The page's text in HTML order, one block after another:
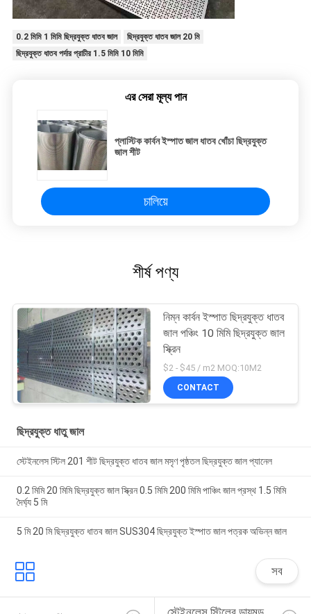
0.2 মিমি 1 মিমি ছিদ্রযুক্ত ধাতব জাল
ছিদ্রযুক্ত ধাতব জাল 20 মি
ছিদ্রযুক্ত ধাতব পর্দার প্রাচীর 1.5 মিমি 10 মিমি
এর সেরা মূল্য পান
প্লাস্টিক কার্বন ইস্পাত জাল ধাতব খোঁচা ছিদ্রযুক্ত
জাল শীট
চালিয়ে
শীর্ষ পণ্য
নিম্ন কার্বন ইস্পাত ছিদ্রযুক্ত ধাতব
জাল পঞ্চিং 10 মিমি ছিদ্রযুক্ত জাল
স্ক্রিন
$2 - $45 / m2 MOQ:10M2
CONTACT
ছিদ্রযুক্ত ধাতু জাল
স্টেইনলেস স্টিল 201 শীট ছিদ্রযুক্ত ধাতব জাল মসৃণ পৃষ্ঠতল ছিদ্রযুক্ত জাল প্যানেল
0.2 মিমি 20 মিমি ছিদ্রযুক্ত জাল স্ক্রিন 0.5 মিমি 200 মিমি পাঞ্চিং জাল প্রস্থ 1.5 মিমি
দৈর্ঘ্য 5 মি
5 মি 20 মি ছিদ্রযুক্ত ধাতব জাল SUS304 ছিদ্রযুক্ত ইস্পাত জাল পত্রক অভিন্ন জাল
সব